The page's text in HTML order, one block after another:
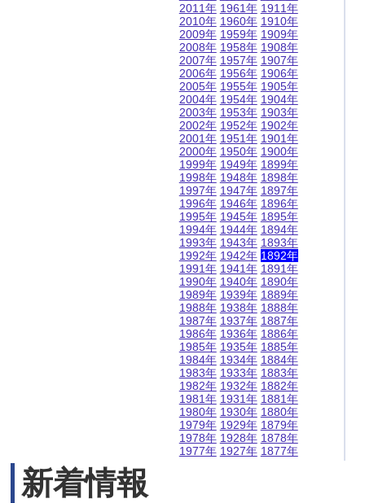
2011年
2010年
2009年
2008年
2007年
2006年
2005年
2004年
2003年
2002年
2001年
2000年
1999年
1998年
1997年
1996年
1995年
1994年
1993年
1992年
1991年
1990年
1989年
1988年
1987年
1986年
1985年
1984年
1983年
1982年
1981年
1980年
1979年
1978年
1977年
1961年
1960年
1959年
1958年
1957年
1956年
1955年
1954年
1953年
1952年
1951年
1950年
1949年
1948年
1947年
1946年
1945年
1944年
1943年
1942年
1941年
1940年
1939年
1938年
1937年
1936年
1935年
1934年
1933年
1932年
1931年
1930年
1929年
1928年
1927年
1911年
1910年
1909年
1908年
1907年
1906年
1905年
1904年
1903年
1902年
1901年
1900年
1899年
1898年
1897年
1896年
1895年
1894年
1893年
1892年
1891年
1890年
1889年
1888年
1887年
1886年
1885年
1884年
1883年
1882年
1881年
1880年
1879年
1878年
1877年
新着情報